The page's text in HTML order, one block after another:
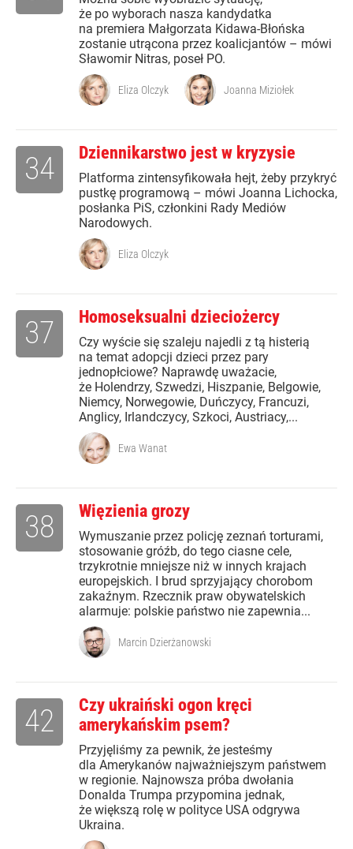
że po wyborach nasza kandydatka
na premiera Małgorzata Kidawa-Błońska
zostanie utrącona przez koalicjantów – mówi
Sławomir Nitras, poseł PO.
Eliza Olczyk Joanna Miziołek
Dziennikarstwo jest w kryzysie
Platforma zintensyfikowała hejt, żeby przykryć
pustkę programową – mówi Joanna Lichocka,
posłanka PiS, członkini Rady Mediów
Narodowych.
34
Eliza Olczyk
Homoseksualni dzieciożercy
Czy wyście się szaleju najedli z tą histerią
na temat adopcji dzieci przez pary
jednopłciowe? Naprawdę uważacie,
że Holendrzy, Szwedzi, Hiszpanie, Belgowie,
Niemcy, Norwegowie, Duńczycy, Francuzi,
Anglicy, Irlandczycy, Szkoci, Austriacy,...
37
Ewa Wanat
Więzienia grozy
Wymuszanie przez policję zeznań torturami,
stosowanie gróźb, do tego ciasne cele,
trzykrotnie mniejsze niż w innych krajach
europejskich. I brud sprzyjający chorobom
zakaźnym. Rzecznik praw obywatelskich
alarmuje: polskie państwo nie zapewnia...
38
Marcin Dzierżanowski
Czy ukraiński ogon kręci
amerykańskim psem?
Przyjęliśmy za pewnik, że jesteśmy
dla Amerykanów najważniejszym państwem
w regionie. Najnowsza próba dwołania
Donalda Trumpa przypomina jednak,
że większą rolę w polityce USA odgrywa
Ukraina.
42